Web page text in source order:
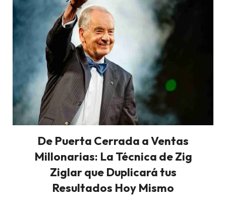
De Puerta Cerrada a Ventas
Millonarias: La Técnica de Zig
Ziglar que Duplicará tus
Resultados Hoy Mismo